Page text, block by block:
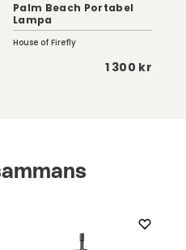
Palm Beach Portabel
Lampa
House of Firefly
1 300 kr